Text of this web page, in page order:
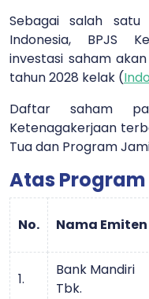
Sebagai salah
Indonesia, BPJS
investasi saham
tahun 2028 kelak (
Daftar saham
Ketenagakerjaan
Tua dan Program
Atas
No. Nama Emiten
1.
Bank Mandiri
Tbk.